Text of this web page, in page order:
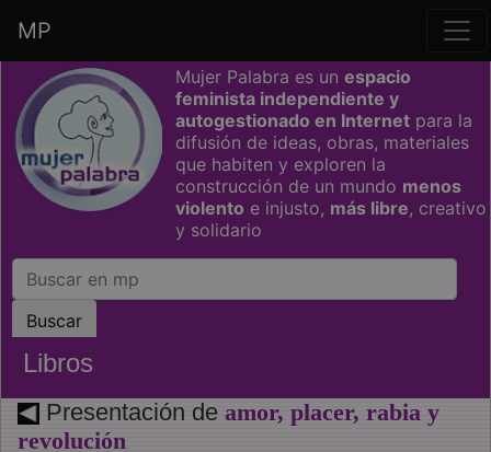
Saltar grupo de enlaces
MP
Mujer Palabra es un espacio
feminista independiente y
autogestionado en Internet para la
difusión de ideas, obras, materiales
que habiten y exploren la
construcción de un mundo menos
violento e injusto, más libre, creativo
y solidario
Libros
Presentación de amor, placer, rabia y
revolución